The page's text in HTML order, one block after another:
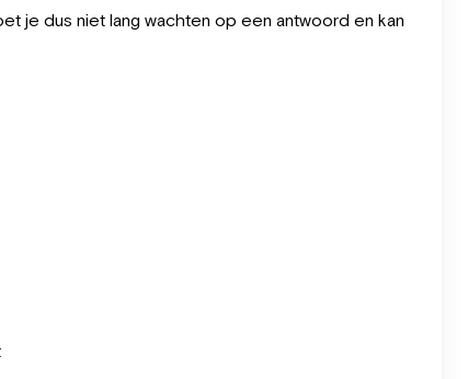
je dus niet lang wachten op een antwoord en kan